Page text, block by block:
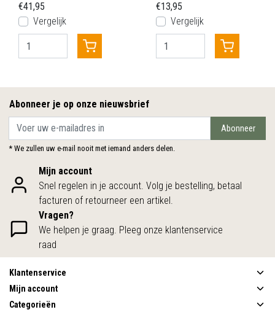
€41,95
Vergelijk
€13,95
Vergelijk
Abonneer je op onze nieuwsbrief
Abonneer
* We zullen uw e-mail nooit met iemand anders delen.
Mijn account
Snel regelen in je account. Volg je bestelling, betaal
facturen of retourneer een artikel.
Vragen?
We helpen je graag. Pleeg onze klantenservice
raad
Klantenservice
Mijn account
Categorieën